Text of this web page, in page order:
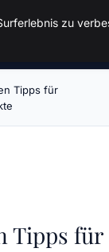
Tipps für
Tipps
zu